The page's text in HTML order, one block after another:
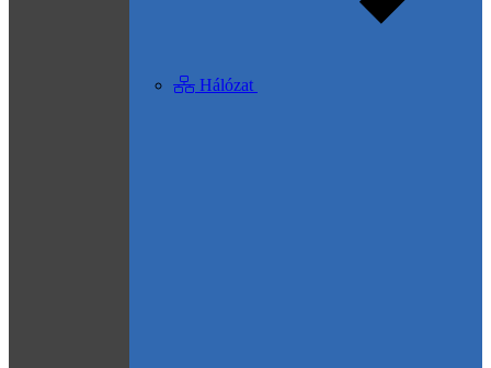
Hálózat